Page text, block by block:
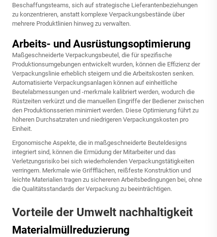
Beschaffungsteams, sich auf strategische Lieferantenbeziehungen
zu konzentrieren, anstatt komplexe Verpackungsbestände über
mehrere Produktlinien hinweg zu verwalten.
Arbeits- und Ausrüstungsoptimierung
Maßgeschneiderte Verpackungsbeutel, die für spezifische
Produktionsumgebungen entwickelt wurden, können die Effizienz der
Verpackungslinie erheblich steigern und die Arbeitskosten senken.
Automatisierte Verpackungsanlagen können auf einheitliche
Beutelabmessungen und -merkmale kalibriert werden, wodurch die
Rüstzeiten verkürzt und die manuellen Eingriffe der Bediener zwischen
den Produktionsserien minimiert werden. Diese Optimierung führt zu
höheren Durchsatzraten und niedrigeren Verpackungskosten pro
Einheit.
Ergonomische Aspekte, die in maßgeschneiderte Beuteldesigns
integriert sind, können die Ermüdung der Mitarbeiter und das
Verletzungsrisiko bei sich wiederholenden Verpackungstätigkeiten
verringern. Merkmale wie Griffflächen, reißfeste Konstruktion und
leichte Materialien tragen zu sichereren Arbeitsbedingungen bei, ohne
die Qualitätsstandards der Verpackung zu beeinträchtigen.
Vorteile der Umwelt nachhaltigkeit
Materialmüllreduzierung